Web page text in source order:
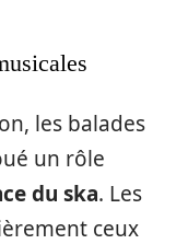
les balades
un rôle
du ska. Les
ceux